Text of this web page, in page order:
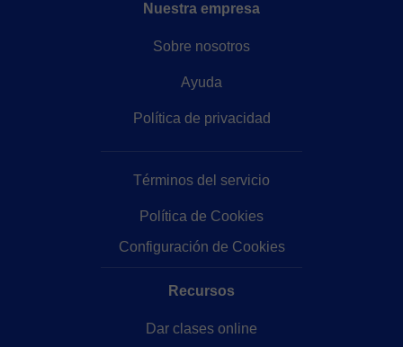
Nuestra empresa
Sobre nosotros
Ayuda
Política de privacidad
Términos del servicio
Política de Cookies
Configuración de Cookies
Recursos
Dar clases online